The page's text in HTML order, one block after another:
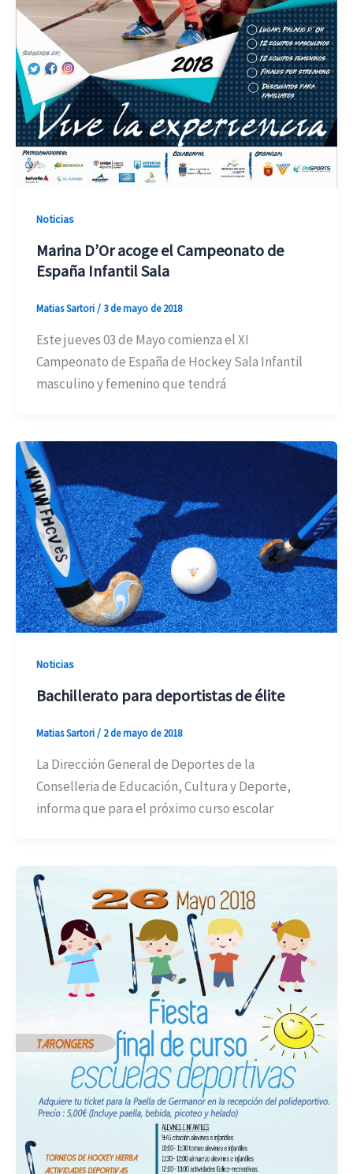
Noticias
Marina D’Or acoge el Campeonato de
España Infantil Sala
Matias Sartori/ 3 de mayo de 2018
Este jueves 03 de Mayo comienza el XI
Campeonato de España de Hockey Sala Infantil
masculino y femenino que tendrá
Noticias
Bachillerato para deportistas de élite
Matias Sartori/ 2 de mayo de 2018
La Dirección General de Deportes de la
Conselleria de Educación, Cultura y Deporte,
informa que para el próximo curso escolar